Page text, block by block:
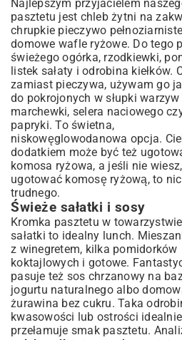
Najlepszym przyjacielem
pasztetu jest chleb żytni na
chrupkie pieczywo
domowe wafle ryżowe. Do tego
świeżego ogórka, rzodkiewki,
listek sałaty i odrobina kiełków.
zamiast pieczywa, używam go
do pokrojonych w słupki warzyw
marchewki, selera naciowego
papryki. To świetna,
niskowęglowodanowa opcja.
dodatkiem może być też
komosa ryżowa, a jeśli nie wiesz,
ugotować komosę ryżową, to nic
trudnego.
Świeże sałatki i sosy
Kromka pasztetu w
sałatki to idealny lunch.
z winegretem, kilka pomidorków
koktajlowych i gotowe.
pasuje też sos chrzanowy na
jogurtu naturalnego albo
żurawina bez cukru. Taka
kwasowości lub ostrości idealnie
przełamuje smak pasztetu.